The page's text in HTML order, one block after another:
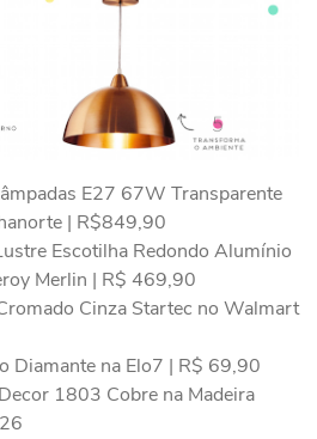
E27 67W Transparente
| R$849,90
Escotilha Redondo Alumínio
Merlin | R$ 469,90
Cinza Startec no Walmart
Diamante na Elo7 | R$ 69,90
1803 Cobre na Madeira